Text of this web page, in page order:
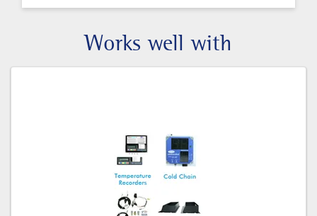
Works well with